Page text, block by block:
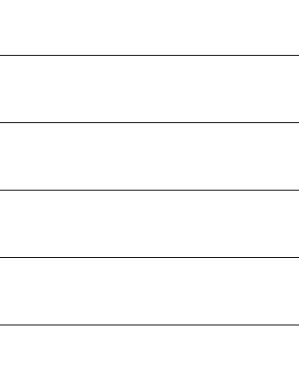
Salzburg
Tartu maakond